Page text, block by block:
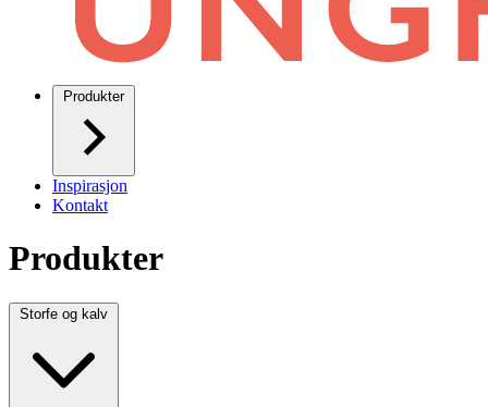
Produkter
Inspirasjon
Kontakt
Produkter
Storfe og kalv